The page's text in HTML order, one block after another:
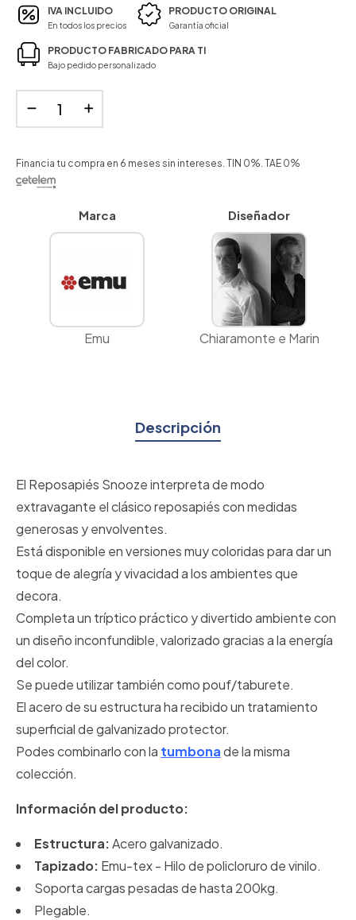
IVA INCLUIDO
En todos los precios
PRODUCTO ORIGINAL
Garantía oficial
PRODUCTO FABRICADO PARA TI
Bajo pedido personalizado
Financia tu compra en 6 meses sin intereses. TIN 0%. TAE 0%
Marca
Emu
Diseñador
Chiaramonte e Marin
Descripción
El Reposapiés Snooze interpreta de modo
extravagante el clásico reposapiés con medidas
generosas y envolventes.
Está disponible en versiones muy coloridas para dar un
toque de alegría y vivacidad a los ambientes que
decora.
Completa un tríptico práctico y divertido ambiente con
un diseño inconfundible, valorizado gracias a la energía
del color.
Se puede utilizar también como pouf/taburete.
El acero de su estructura ha recibido un tratamiento
superficial de galvanizado protector.
Podes combinarlo con la tumbonade la misma
colección.
Información del producto:
Estructura:Acero galvanizado.
Tapizado: Emu-tex - Hilo de policloruro de vinilo.
Soporta cargas pesadas de hasta 200kg.
Plegable.